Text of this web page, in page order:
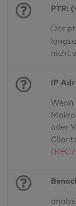
PTR:
Der
nicht
IP
Wenn
oder